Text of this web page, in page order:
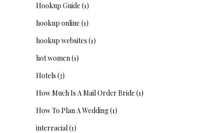
Hookup Guide (1)
hookup online (1)
hookup websites (1)
hot women(1)
Hotels (3)
How Much Is A Mail Order Bride (1)
How To Plan A Wedding(1)
interracial(1)